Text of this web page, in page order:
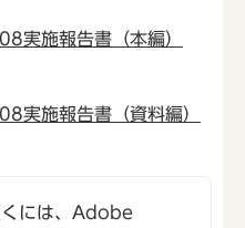
実施報告書（本編）
実施報告書（資料編）
くには、Adobe